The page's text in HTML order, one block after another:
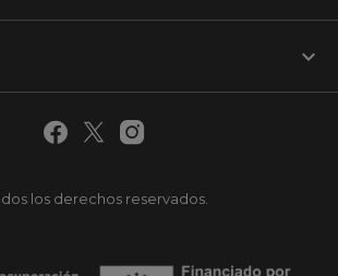
los derechos reservados.
